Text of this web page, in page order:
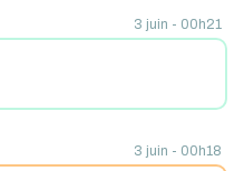
3 juin - 00h21
3 juin - 00h18